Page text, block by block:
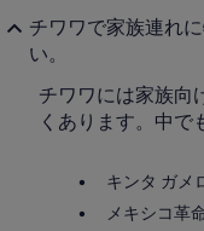
チワワで家族連れ
い。
チワワには家族向
くあります。中で
キンタ ガメ
メキシコ革